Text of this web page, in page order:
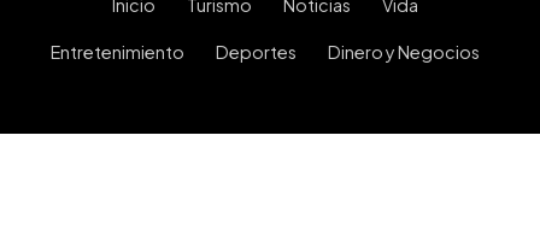
Inicio Turismo Noticias Vida
Entretenimiento Deportes Dinero y Negocios